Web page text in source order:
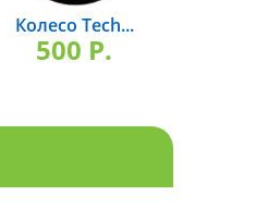
Колесо Tech...
500 P.